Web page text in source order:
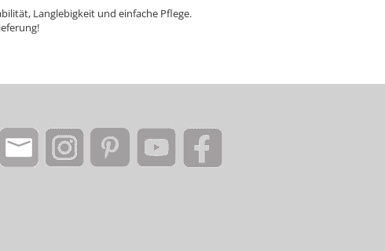
Langlebigkeit und einfache Pflege.